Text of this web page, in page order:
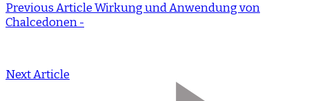
Previous ArticleWirkung und Anwendung von
Chalcedonen -
Next Article